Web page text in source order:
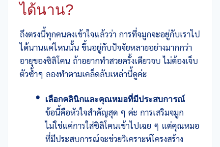
ได้นาน?
ถึงตรงนี้ทุกคนคงเข้าใจแล้วว่า การที่จมูกจะอยู่กับเราไป
ได้นานแค่ไหนนั้น ขึ้นอยู่กับปัจจัยหลายอย่างมากกว่า
อายุของซิลิโคน ถ้าอยากทำสวยครั้งเดียวจบ ไม่ต้องเจ็บ
ตัวซ้ำๆ ลองทำตามเคล็ดลับเหล่านี้ดูค่ะ
เลือกคลินิกและคุณหมอที่มีประสบการณ์
ข้อนี้คือหัวใจสำคัญสุด ๆ ค่ะ การเสริมจมูก
ไม่ใช่แค่การใส่ซิลิโคนเข้าไปเฉย ๆ แต่คุณหมอ
ที่มีประสบการณ์จะช่วยวิเคราะห์โครงสร้าง